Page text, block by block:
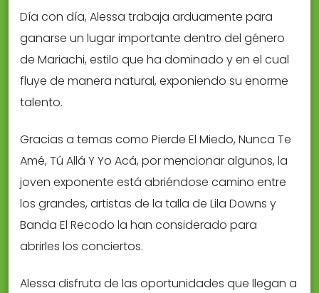
Día con día, Alessa trabaja arduamente para
ganarse un lugar importante dentro del género
de Mariachi, estilo que ha dominado y en el cual
fluye de manera natural, exponiendo su enorme
talento.
Gracias a temas como Pierde El Miedo, Nunca Te
Amé, Tú Allá Y Yo Acá, por mencionar algunos, la
joven exponente está abriéndose camino entre
los grandes, artistas de la talla de Lila Downs y
Banda El Recodo la han considerado para
abrirles los conciertos.
Alessa disfruta de las oportunidades que llegan a